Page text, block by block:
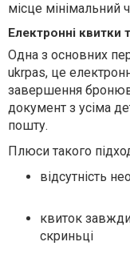
місце мінімальний
Електронні квитки
Одна з основних
ukrpas, це
завершення
документ з усіма
пошту.
Плюси такого
відсутність
квиток
скриньці